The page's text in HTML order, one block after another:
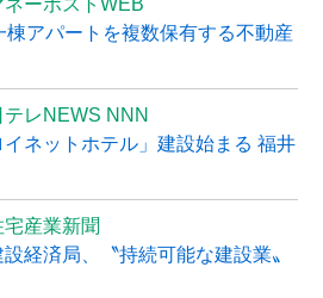
棟アパートを複数保有する不動産
テレNEWS NNN
ネットホテル」建設始まる 福井
宅産業新聞
経済局、〝持続可能な建設業〟